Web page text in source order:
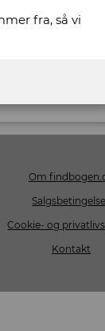
Om
Cookie- og
Kontakt
fra, så vi